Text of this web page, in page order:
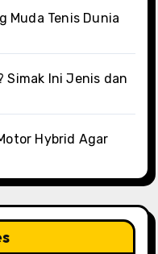
Muda Tenis Dunia
Simak Ini Jenis dan
Hybrid Agar